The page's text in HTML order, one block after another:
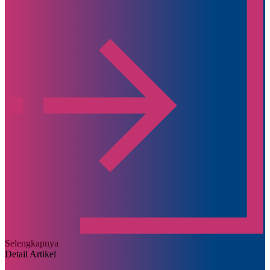
Selengkapnya
Detail Artikel